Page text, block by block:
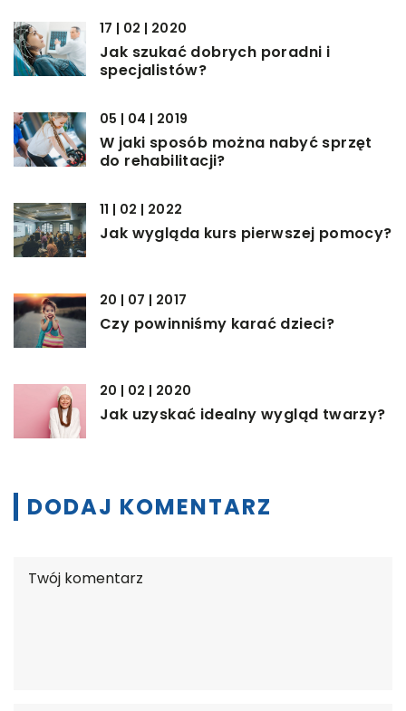
17 | 02 | 2020
Jak szukać dobrych poradni i
specjalistów?
05 | 04 | 2019
W jaki sposób można nabyć sprzęt
do rehabilitacji?
11 | 02 | 2022
Jak wygląda kurs pierwszej pomocy?
20 | 07 | 2017
Czy powinniśmy karać dzieci?
20 | 02 | 2020
Jak uzyskać idealny wygląd twarzy?
DODAJ KOMENTARZ